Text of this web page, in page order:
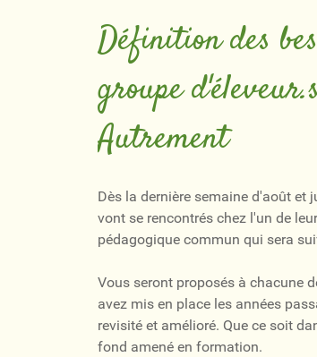
Définition des
groupe
Autrement
Dès la dernière semaine d'août et
vont se rencontrés chez l'un de
pédagogique commun qui sera
Vous seront proposés à chacune
avez mis en place les années
revisité et amélioré. Que ce soit
fond amené en formation.